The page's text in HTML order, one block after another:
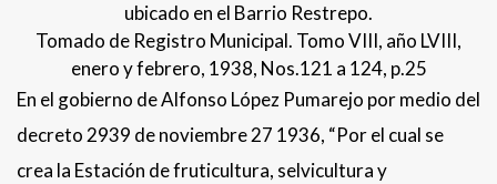
ubicado en el Barrio Restrepo.
Tomado de Registro Municipal. Tomo VIII, año LVIII,
enero y febrero, 1938, Nos.121 a 124, p.25
En el gobierno de Alfonso López Pumarejo por medio del
decreto 2939 de noviembre 27 1936, “Por el cual se
crea la Estación de fruticultura, selvicultura y